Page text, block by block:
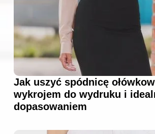
Jak uszyć spódnicę
wykrojem do wydruku i
dopasowaniem